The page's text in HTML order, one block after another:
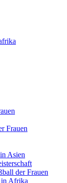
Frauen
Asien
der Frauen
in Afrika